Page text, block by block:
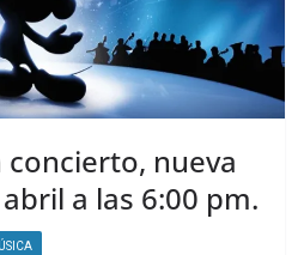
concierto, nueva
a las 6:00 pm.